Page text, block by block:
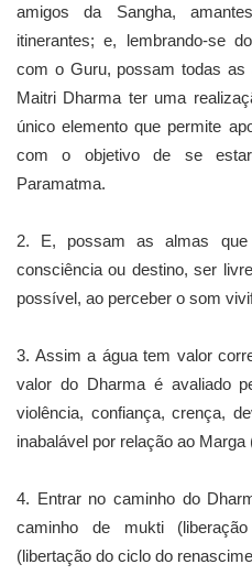
amigos da Sangha,
itinerantes; e, lembrando-se
com o Guru, possam todas
Maitri Dharma ter uma
único elemento que permite
com o objetivo de se
Paramatma.
2. E, possam as almas
consciência ou destino, ser
possível, ao perceber o som
3. Assim a água tem valor
valor do Dharma é avaliado
violência, confiança, crença,
inabalável por relação ao
4. Entrar no caminho do
caminho de mukti
(libertação do ciclo do